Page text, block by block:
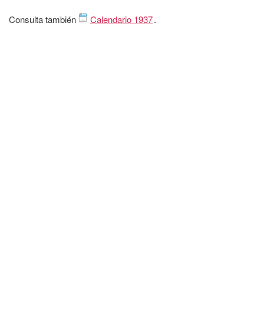
Consulta también Calendario 1937.